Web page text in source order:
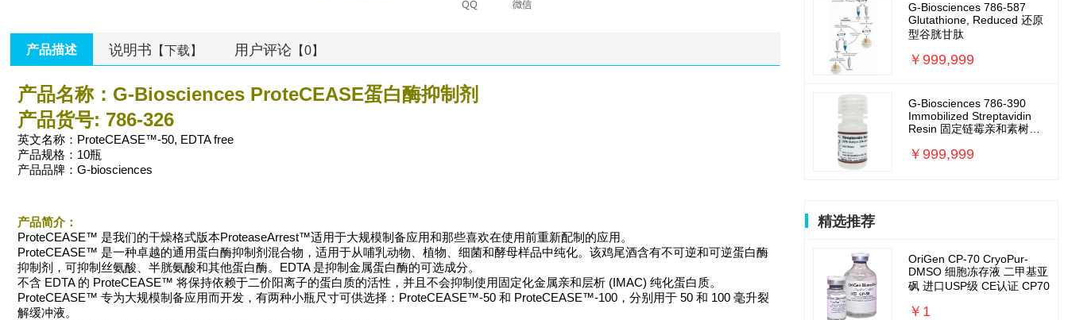
产品描述 说明书 【下载】 用户评论 【0】
产品名称：G-Biosciences ProteCEASE蛋白酶抑制剂
产品货号: 786-326
英文名称：ProteCEASE™-50, EDTA free
产品规格：10瓶
产品品牌：G-biosciences
产品简介：
ProteCEASE™ 是我们的干燥格式版本ProteaseArrest™适用于大规模制备应用和那些喜欢在使用前重新配制的应用。
ProteCEASE™ 是一种卓越的通用蛋白酶抑制剂混合物，适用于从哺乳动物、植物、细菌和酵母样品中纯化。该鸡尾酒含有不可逆和可逆蛋白酶
抑制剂，可抑制丝氨酸、半胱氨酸和其他蛋白酶。EDTA 是抑制金属蛋白酶的可选成分。
不含 EDTA 的 ProteCEASE™ 将保持依赖于二价阳离子的蛋白质的活性，并且不会抑制使用固定化金属亲和层析 (IMAC) 纯化蛋白质。
ProteCEASE™ 专为大规模制备应用而开发，有两种小瓶尺寸可供选择：ProteCEASE™-50 和 ProteCEASE™-100，分别用于 50 和 100 毫升裂
解缓冲液。
G-Biosciences 786-587
Glutathione, Reduced 还原
型谷胱甘肽
￥999,999
G-Biosciences 786-390
Immobilized Streptavidin
Resin 固定链霉亲和素树脂
￥999,999
精选推荐
OriGen CP-70 CryoPur-
DMSO 细胞冻存液 二甲基亚
砜 进口USP级 CE认证 CP70
￥1